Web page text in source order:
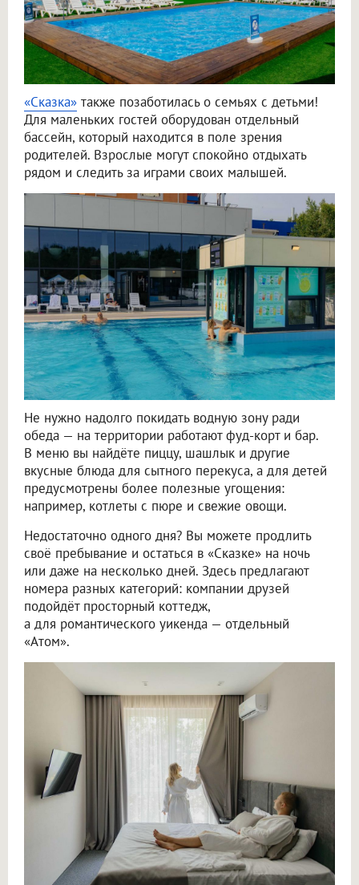
«Сказка» также позаботилась о семьях с детьми!
Для маленьких гостей оборудован отдельный
бассейн, который находится в поле зрения
родителей. Взрослые могут спокойно отдыхать
рядом и следить за играми своих малышей.
Не нужно надолго покидать водную зону ради
обеда — на территории работают фуд-корт и бар.
В меню вы найдёте пиццу, шашлык и другие
вкусные блюда для сытного перекуса, а для детей
предусмотрены более полезные угощения:
например, котлеты с пюре и свежие овощи.
Недостаточно одного дня? Вы можете продлить
своё пребывание и остаться в «Сказке» на ночь
или даже на несколько дней. Здесь предлагают
номера разных категорий: компании друзей
подойдёт просторный коттедж,
а для романтического уикенда — отдельный
«Атом».